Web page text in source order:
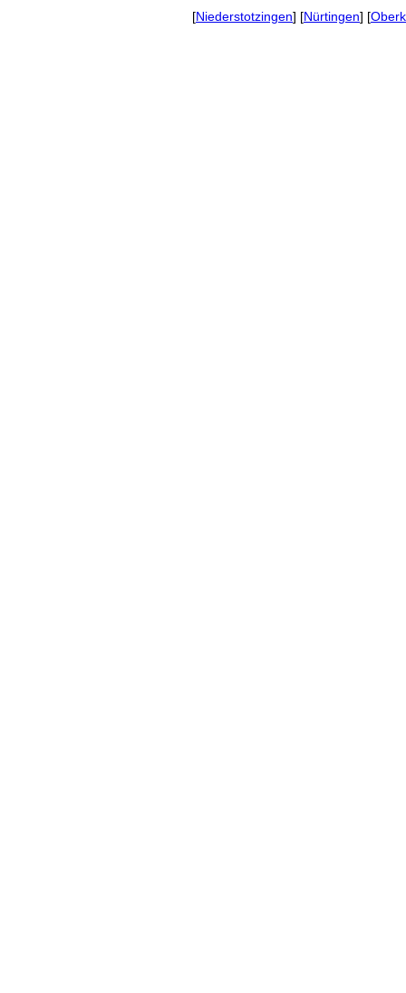
[Niederstotzingen] [Nürtingen] [